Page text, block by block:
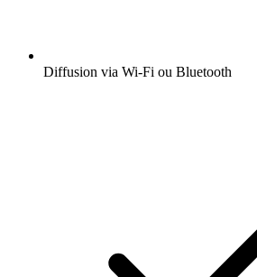
Diffusion via Wi-Fi ou Bluetooth